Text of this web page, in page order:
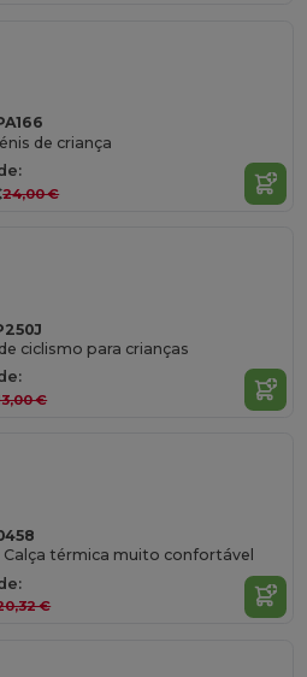
de criança
24,00 €
ciclismo para crianças
€
Calça térmica muito confortável
€